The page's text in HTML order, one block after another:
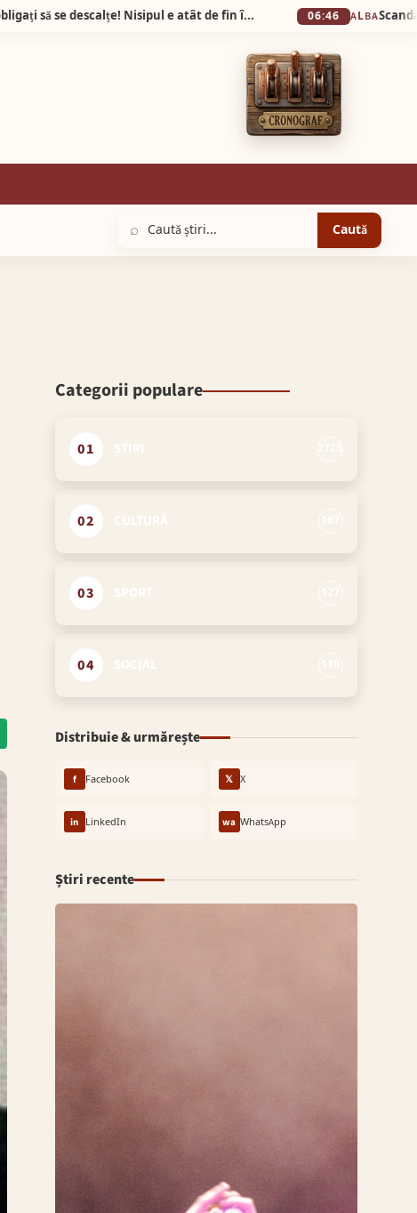
Plaja din Tunisia unde turiștii sunt obligați să se descalțe! Nisipul e atât de fin încât pare cernut prin sită! 06:46 ALBA
⌕ Caută
Categorii populare
01
02
03
04
Distribuie & urmărește
f Facebook 𝕏 X
in LinkedIn wa WhatsApp
Știri recente